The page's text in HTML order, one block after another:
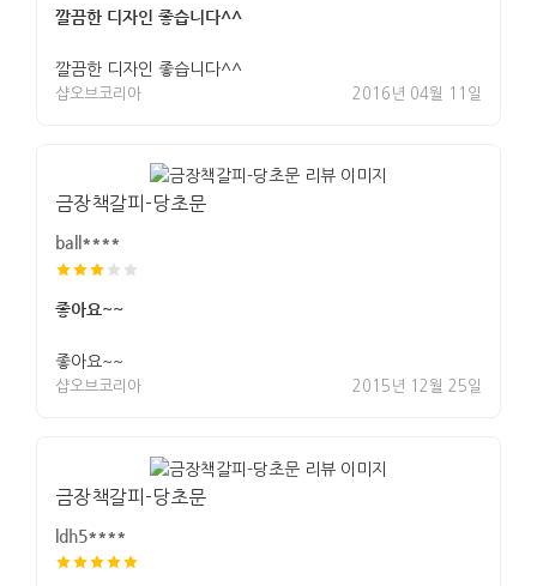
깔끔한 디자인 좋습니다^^
깔끔한 디자인 좋습니다^^
샵오브코리아 2016년 04월 11일
금장책갈피-당초문
ball****
좋아요~~
좋아요~~
샵오브코리아 2015년 12월 25일
금장책갈피-당초문
ldh5****